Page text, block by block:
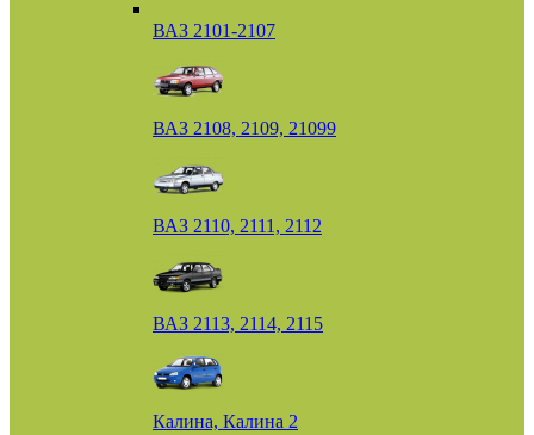
ВАЗ 2101-2107
ВАЗ 2108, 2109, 21099
ВАЗ 2110, 2111, 2112
ВАЗ 2113, 2114, 2115
Калина, Калина 2